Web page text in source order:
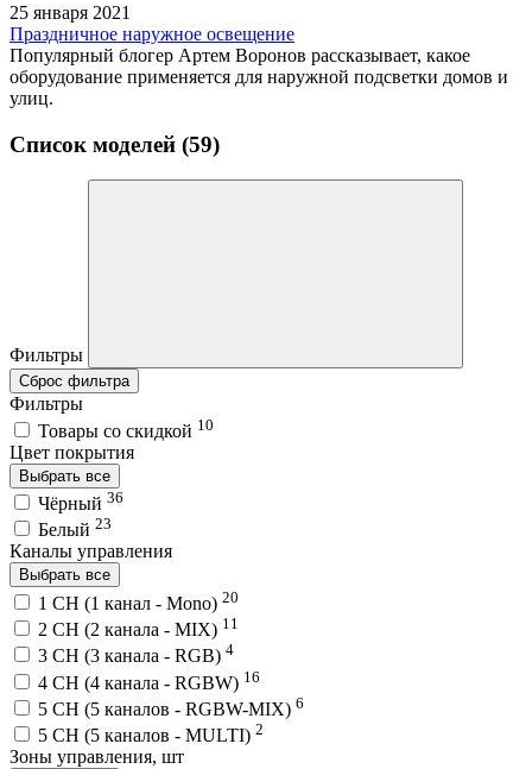
25 января 2021
Праздничное наружное освещение
Популярный блогер Артем Воронов рассказывает, какое
оборудование применяется для наружной подсветки домов и
улиц.
Список моделей (59)
Фильтры
Сброс фильтра
Фильтры
Товары со скидкой 10
Цвет покрытия
Выбрать все
Чёрный 36
Белый 23
Каналы управления
Выбрать все
1 CH (1 канал - Mono) 20
2 CH (2 канала - MIX) 11
3 CH (3 канала - RGB) 4
4 CH (4 канала - RGBW) 16
5 CH (5 каналов - RGBW-MIX) 6
5 CH (5 каналов - MULTI) 2
Зоны управления, шт